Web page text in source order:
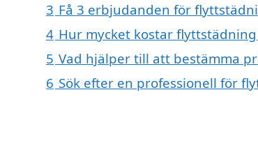
3 Få 3 erbjudanden för
4 Hur mycket kostar flyttstädning
5 Vad hjälper till att bestämma
6 Sök efter en professionell för